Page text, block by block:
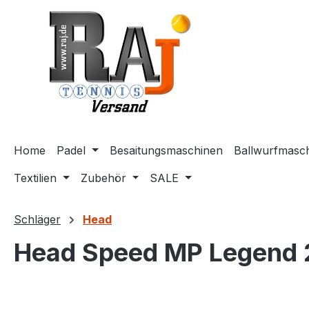
Hauptinhalt springen
Zur Suche springen
Zur Hauptnavigation springen
Home Padel Besaitungsmaschinen
Textilien
Zubehör SALE
Schläger Head
Head Speed MP Legend